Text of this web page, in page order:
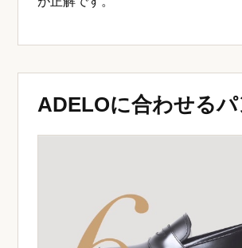
ADELOに合わせる